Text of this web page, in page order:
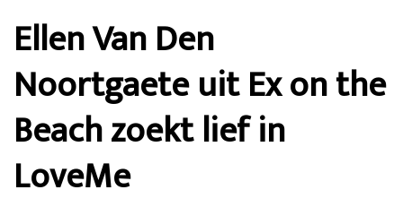
Ellen Van Den
Noortgaete uit Ex on the
Beach zoekt lief in
LoveMe